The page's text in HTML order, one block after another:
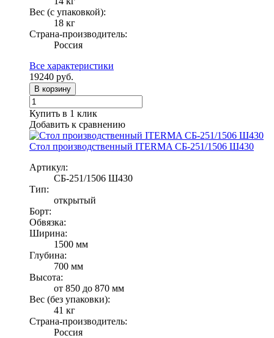
Вес (с упаковкой):
18 кг
Страна-производитель:
Россия
Все характеристики
19240 руб.
В корзину
Купить в 1 клик
Добавить к сравнению
Стол производственный ITERMA СБ-251/1506 Ш430
Артикул:
СБ-251/1506 Ш430
Тип:
открытый
Борт:
Обвязка:
Ширина:
1500 мм
Глубина:
700 мм
Высота:
от 850 до 870 мм
Вес (без упаковки):
41 кг
Страна-производитель:
Россия